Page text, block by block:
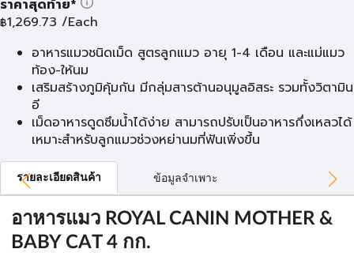
ราคาสุดท้าย*
฿1,269.73 /Each
อาหารแมวชนิดเม็ด สูตรลูกแมว อายุ 1-4 เดือน และแม่แมว
ท้อง-ให้นม
เสริมสร้างภูมิคุ้มกัน มีกลุ่มสารต้านอนุมูลอิสระ รวมทั้งวิตามิน
อี
เม็ดอาหารดูดซึมน้ำได้ง่าย สามารถปรับเป็นอาหารกึ่งเหลวได้
เหมาะสำหรับลูกแมวช่วงหย่านมที่ฟันเพิ่งขึ้น
รายละเอียดสินค้า ข้อมูลจำเพาะ
อาหารแมว ROYAL CANIN MOTHER &
BABY CAT 4 กก.